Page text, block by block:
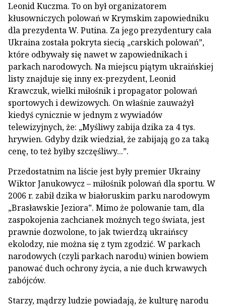
Leonid Kuczma. To on był organizatorem
kłusowniczych polowań w Krymskim zapowiedniku
dla prezydenta W. Putina. Za jego prezydentury cała
Ukraina została pokryta siecią „carskich polowań”,
które odbywały się nawet w zapowiednikach i
parkach narodowych. Na miejscu piątym ukraińskiej
listy znajduje się inny ex-prezydent, Leonid
Krawczuk, wielki miłośnik i propagator polowań
sportowych i dewizowych. On właśnie zauważył
kiedyś cynicznie w jednym z wywiadów
telewizyjnych, że: „Myśliwy zabija dzika za 4 tys.
hrywien. Gdyby dzik wiedział, że zabijają go za taką
cenę, to też byłby szczęśliwy...”.
Przedostatnim na liście jest były premier Ukrainy
Wiktor Janukowycz – miłośnik polowań dla sportu. W
2006 r. zabił dzika w białoruskim parku narodowym
„Brasławskie Jeziora”. Mimo że polowanie tam, dla
zaspokojenia zachcianek możnych tego świata, jest
prawnie dozwolone, to jak twierdzą ukraińscy
ekolodzy, nie można się z tym zgodzić. W parkach
narodowych (czyli parkach narodu) winien bowiem
panować duch ochrony życia, a nie duch krwawych
zabójców.
Starzy, mądrzy ludzie powiadają, że kulturę narodu